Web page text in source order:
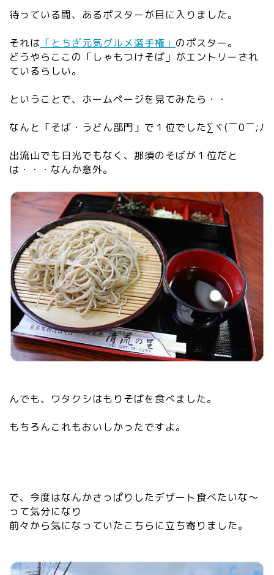
待っている間、あるポスターが目に入りました。
それは 「とちぎ元気グルメ選手権」 のポスター。
どうやらここの「しゃもつけそば」がエントリーされ
ているらしい。
ということで、ホームページを見てみたら・・
なんと「そば・うどん部門」で１位でした∑ヾ(￣0￣;ﾉ
出流山でも日光でもなく、那須のそばが１位だと
は・・・なんか意外。
んでも、ワタクシはもりそばを食べました。
もちろんこれもおいしかったですよ。
で、今度はなんかさっぱりしたデザート食べたいな～
って気分になり
前々から気になっていたこちらに立ち寄りました。